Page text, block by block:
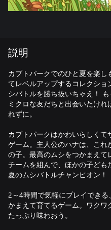
説明
カブトパークでのひと夏を楽し
てレベルアップするコレクシ
シバトルを勝ち抜いちゃえ！
ミクロな友だちと出会いたけ
れずに。
カブトパークはかわいらしく
ゲーム。主人公のハナは、こ
の子。最高のムシをつかまえ
チームを組んで、ほかの子ども
夏のムシバトルチャンピオン！
2～4時間で気軽にプレイでき
かまえて育てるゲーム。ワク
たっぷり味わおう。